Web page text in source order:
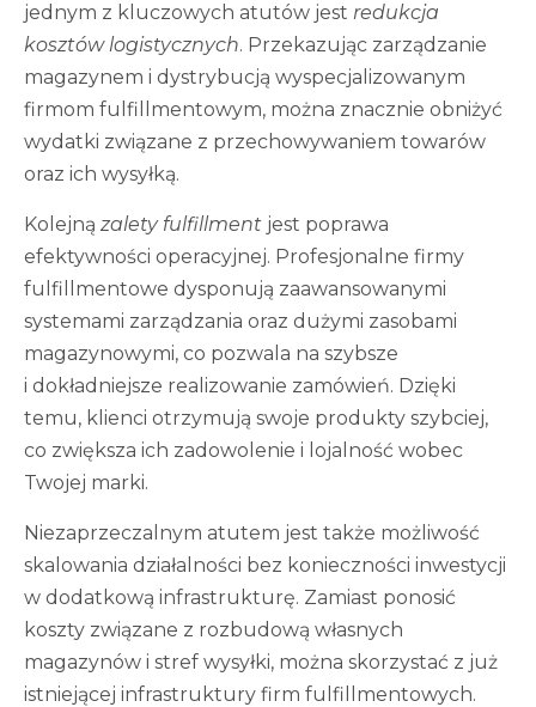
jednym z kluczowych atutów jest redukcja
kosztów logistycznych. Przekazując zarządzanie
magazynem i dystrybucją wyspecjalizowanym
firmom fulfillmentowym, można znacznie obniżyć
wydatki związane z przechowywaniem towarów
oraz ich wysyłką.
Kolejną zalety fulfillment jest poprawa
efektywności operacyjnej. Profesjonalne firmy
fulfillmentowe dysponują zaawansowanymi
systemami zarządzania oraz dużymi zasobami
magazynowymi, co pozwala na szybsze
i dokładniejsze realizowanie zamówień. Dzięki
temu, klienci otrzymują swoje produkty szybciej,
co zwiększa ich zadowolenie i lojalność wobec
Twojej marki.
Niezaprzeczalnym atutem jest także możliwość
skalowania działalności bez konieczności inwestycji
w dodatkową infrastrukturę. Zamiast ponosić
koszty związane z rozbudową własnych
magazynów i stref wysyłki, można skorzystać z już
istniejącej infrastruktury firm fulfillmentowych.